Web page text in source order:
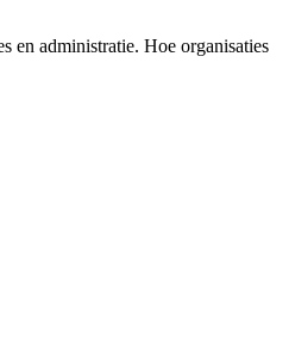
en administratie. Hoe organisaties